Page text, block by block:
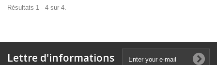
Résultats 1 - 4 sur 4.
Lettre d'informations